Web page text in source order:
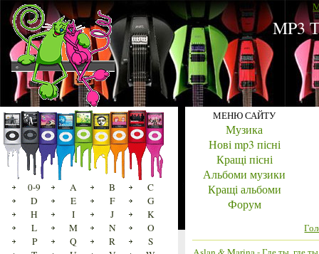
MP3
0-9 A B
C
D
E F
G
H
I J
K
L
M N
O
P
Q R
S
МЕНЮ САЙТУ
Музика
Нові mp3 пісні
Кращі пісні
Альбоми музики
Кращі альбоми
Форум